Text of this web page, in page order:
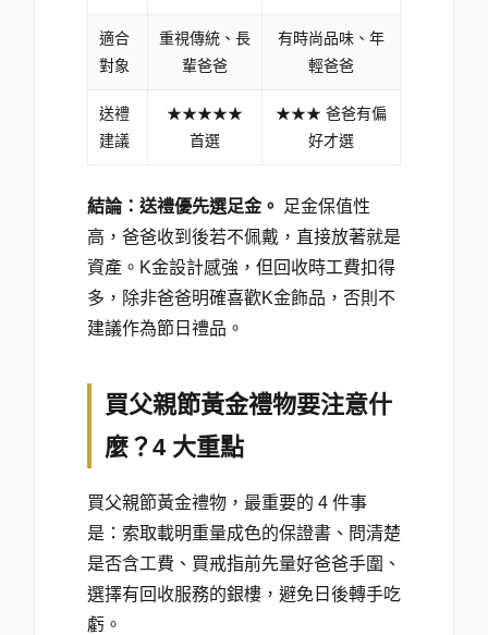
適合
對象
重視傳統、長
輩爸爸
有時尚品味、年
輕爸爸
送禮
建議
★★★★★
首選
★★★ 爸爸有偏
好才選
結論：送禮優先選足金。
足金保值性
高，爸爸收到後若不佩戴，直接放著就是
資產。K金設計感強，但回收時工費扣得
多，除非爸爸明確喜歡K金飾品，否則不
建議作為節日禮品。
買父親節黃金禮物要注意什
麼？4 大重點
買父親節黃金禮物，最重要的 4 件事
是：索取載明重量成色的保證書、問清楚
是否含工費、買戒指前先量好爸爸手圍、
選擇有回收服務的銀樓，避免日後轉手吃
虧。